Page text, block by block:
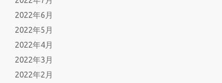
2022年6月
2022年5月
2022年4月
2022年3月
2022年2月